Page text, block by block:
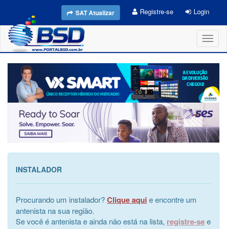
SAT Atualizar Registre-se Login
INSTALADOR
Procurando um instalador?Clique aqui e encontre um
antenista na sua região.
Se você é antenista e ainda não está na lista, registre-see